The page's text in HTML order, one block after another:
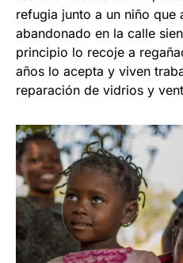
refugia junto a un niño que
abandonado en la calle
principio lo recoje a
años lo acepta y viven
reparación de vidrios y